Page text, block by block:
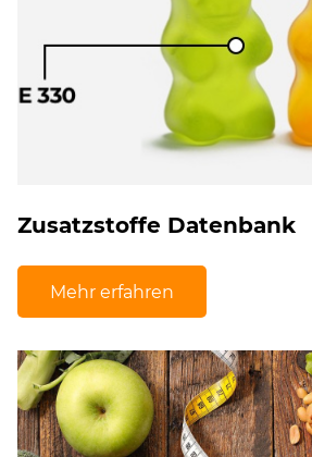
Zusatzstoffe Datenbank
Mehr erfahren